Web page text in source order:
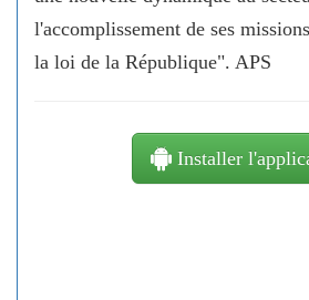
l'accomplissement de ses
la loi de la République". APS
Installer